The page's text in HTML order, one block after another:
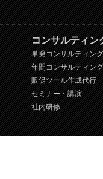
コンサルティン
単発コンサルティング
年間コンサルティング
販促ツール作成代行
セミナー・講演
社内研修